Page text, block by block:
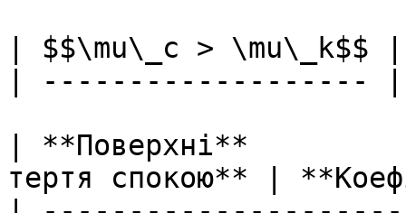
| $$\mu\_c > \mu\_k$$ |
| ------------------- |
| **Поверхні**
тертя спокою** |